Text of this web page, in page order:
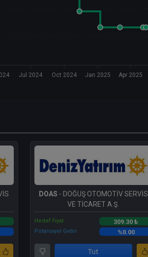
Jul 2024 Oct 2024 Jan 2025 Apr 2025
DOAS - DOĞUŞ OTOMOTİV SERVİS
VE TİCARET A.Ş.
Hedef Fiyat 309.30 ₺
Potansiyel Getiri %0.00
Tut